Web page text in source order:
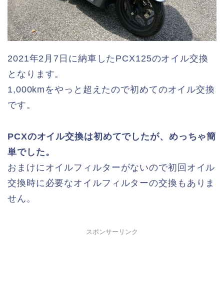
2021年2月7日に納車したPCX125のオイル交換
となります。
1,000kmをやっと超えたので初めてのオイル交換
です。
PCXのオイル交換は初めてでしたが、めっちゃ簡
単でした。
おまけにオイルフィルターがないので初回オイル
交換時に必要なオイルフィルターの交換もありま
せん。
スポンサーリンク